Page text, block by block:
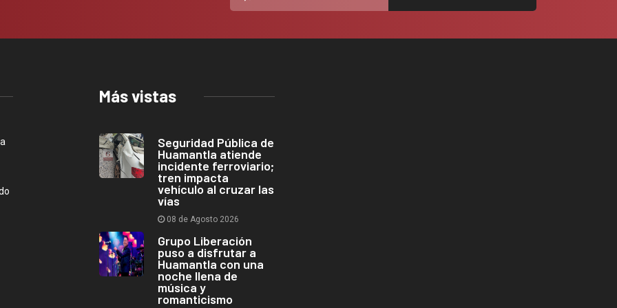
Más vistas
Seguridad Pública de
Huamantla atiende
incidente ferroviario;
tren impacta
vehículo al cruzar las
vías
08 de Agosto 2026
Grupo Liberación
puso a disfrutar a
Huamantla con una
noche llena de
música y
romanticismo